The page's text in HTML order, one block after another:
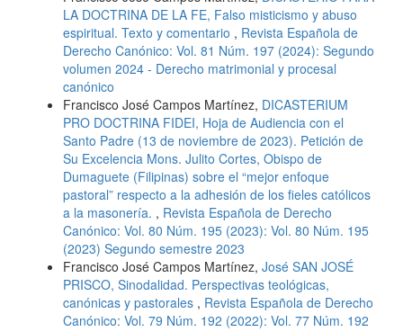
LA DOCTRINA DE LA FE, Falso misticismo y abuso
espiritual. Texto y comentario , Revista Española de
Derecho Canónico: Vol. 81 Núm. 197 (2024): Segundo
volumen 2024 - Derecho matrimonial y procesal
canónico
Francisco José Campos Martínez, DICASTERIUM
PRO DOCTRINA FIDEI, Hoja de Audiencia con el
Santo Padre (13 de noviembre de 2023). Petición de
Su Excelencia Mons. Julito Cortes, Obispo de
Dumaguete (Filipinas) sobre el “mejor enfoque
pastoral” respecto a la adhesión de los fieles católicos
a la masonería. , Revista Española de Derecho
Canónico: Vol. 80 Núm. 195 (2023): Vol. 80 Núm. 195
(2023) Segundo semestre 2023
Francisco José Campos Martínez, José SAN JOSÉ
PRISCO, Sinodalidad. Perspectivas teológicas,
canónicas y pastorales , Revista Española de Derecho
Canónico: Vol. 79 Núm. 192 (2022): Vol. 77 Núm. 192